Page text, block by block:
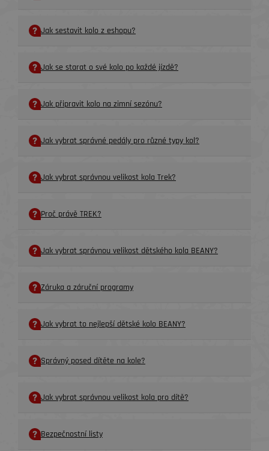
Jak sestavit kolo z eshopu?
Jak se starat o své kolo po každé jízdě?
Jak připravit kolo na zimní sezónu?
Jak vybrat správné pedály pro různé typy kol?
Jak vybrat správnou velikost kola Trek?
Proč právě TREK?
Jak vybrat správnou velikost dětského kola BEANY?
Záruka a záruční programy
Jak vybrat to nejlepší dětské kolo BEANY?
Správný posed dítěte na kole?
Jak vybrat správnou velikost kola pro dítě?
Bezpečnostní listy